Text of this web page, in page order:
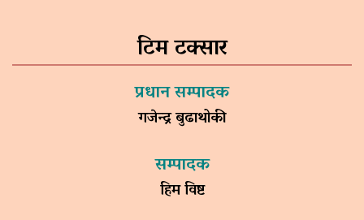
टिम टक्सार
प्रधान सम्पादक
गजेन्द्र बुढाथोकी
सम्पादक
हिम विष्ट